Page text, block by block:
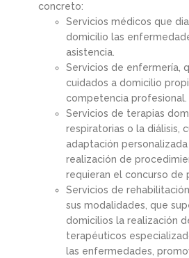
concreto:
Servicios médicos que
domicilio las
asistencia.
Servicios de enfermería,
cuidados a domicilio
competencia profesional.
Servicios de terapias
respiratorias o la diálisis,
adaptación
realización de
requieran el concurso de
Servicios de
sus modalidades, que
domicilios la realización
terapéuticos
las enfermedades,